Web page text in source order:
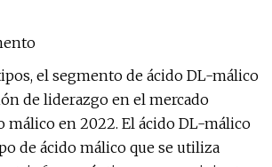
el segmento de ácido DL-málico
de liderazgo en el mercado
málico en 2022. El ácido DL-málico
de ácido málico que se utiliza